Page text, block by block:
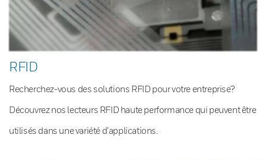
RFID
Recherchez-vous des solutions RFID pour votre entreprise?
Découvrez nos lecteurs RFID haute performance qui peuvent être
utilisés dans une variété d’applications.